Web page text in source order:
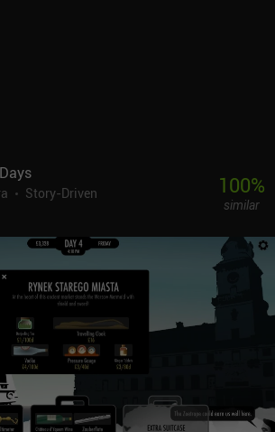
Story-Driven
100%
similar